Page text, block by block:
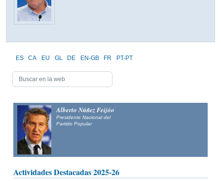
ES CA EU GL DE EN-GB FR PT-PT
Alberto Núñez Feijóo
Presidente Nacional del
Partido Popular
Actividades Destacadas 2025-26